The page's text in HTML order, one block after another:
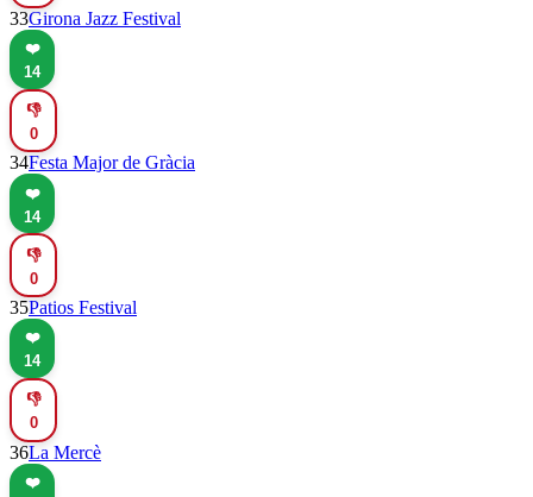
33Girona Jazz Festival
❤️
14
👎
0
34Festa Major de Gràcia
❤️
14
👎
0
35Patios Festival
❤️
14
👎
0
36La Mercè
❤️